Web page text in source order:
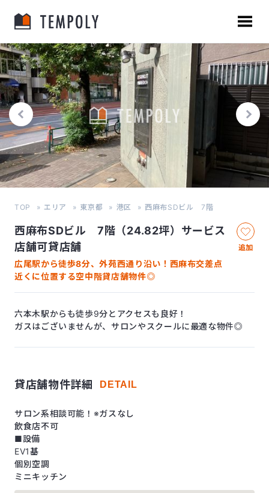
TOP エリア 東京都 港区 西麻布SDビル 7階
西麻布SDビル 7階（24.82坪）サービス
店舗可貸店舗
広尾駅から徒歩8分、外苑西通り沿い！西麻布交差点
近くに位置する空中階貸店舗物件◎
追加
六本木駅からも徒歩9分とアクセスも良好！
ガスはございませんが、サロンやスクールに最適な物件◎
貸店舗物件詳細 DETAIL
サロン系相談可能！※ガスなし
飲食店不可
■設備
EV1基
個別空調
ミニキッチン